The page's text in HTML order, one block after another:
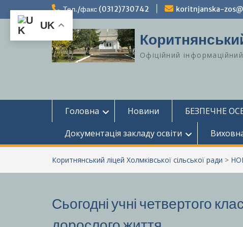
вмісту
Тел./факс (0312)730742 koritnjanska-
Офіційний
Головна Новини БЕЗПЕЧНЕ
Документація закладу освіти
Коритнянський ліцей Холмківської сільської ради >
Сьогодні учні четвертого
UK